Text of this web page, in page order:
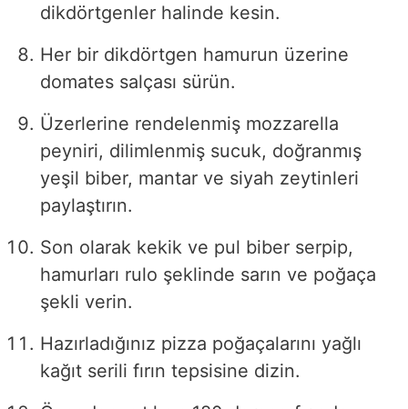
dikdörtgenler halinde kesin.
Her bir dikdörtgen hamurun üzerine
domates salçası sürün.
Üzerlerine rendelenmiş mozzarella
peyniri, dilimlenmiş sucuk, doğranmış
yeşil biber, mantar ve siyah zeytinleri
paylaştırın.
Son olarak kekik ve pul biber serpip,
hamurları rulo şeklinde sarın ve poğaça
şekli verin.
Hazırladığınız pizza poğaçalarını yağlı
kağıt serili fırın tepsisine dizin.